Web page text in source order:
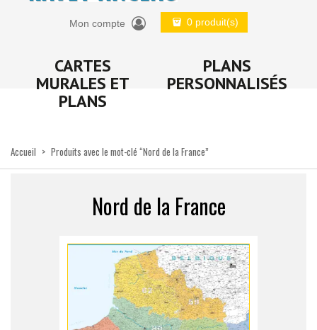
Mon compte 0 produit(s)
CARTES
MURALES ET
PLANS
PLANS
PERSONNALISÉS
Accueil > Produits avec le mot-clé “Nord de la France”
Nord de la France